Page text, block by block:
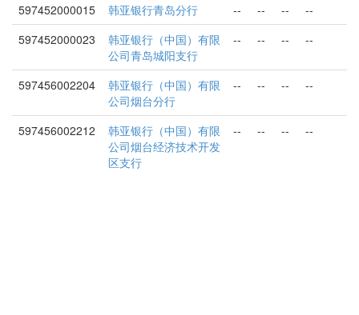
597452000015
韩亚银行青岛分行 -- -- --
--
597452000023
韩亚银行（中国）有限
公司青岛城阳支行
-- -- -- --
597456002204
韩亚银行（中国）有限
公司烟台分行
-- -- -- --
597456002212
韩亚银行（中国）有限
公司烟台经济技术开发
区支行
-- -- -- --